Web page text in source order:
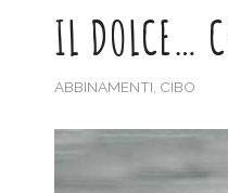
IL DOLCE…
ABBINAMENTI CIBO